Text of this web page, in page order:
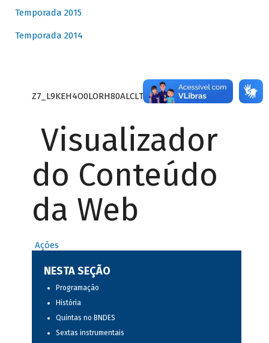
Temporada 2015
Temporada 2014
Z7_L9KEH4O0LORH80ALCLTPF80S27
Visualizador
do Conteúdo
da Web
Ações
NESTA SEÇÃO
Programação
História
Quintas no BNDES
Sextas instrumentais